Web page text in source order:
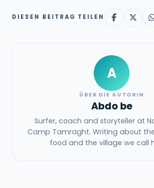
DIESEN BEITRAG TEILEN
A
ÜBER DIE AUTORIN
Abdo be
Surfer, coach and storyteller at
Camp Tamraght. Writing about
food and the village we call